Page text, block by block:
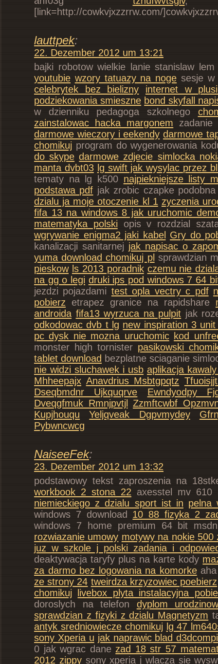
[link=http://cowkvjxzzrrw.com/
lauttpek:
22. Dezember 2012 um 13:21
bajki robotow wielkie lanie stanislaw
youtubie wzory tatuazy na noge sesje
celebrytek bez bielizny
internet w
podziekowania smieszne bond skyfall
w dzienniku pedagoga szkolnego
zainstalowac hacka margonem
darmowe wieczory i eekendy darmowe
chomikuj program do wygenerowania
do skype darmowe zdjecie simlocka
manta dvbt03 lg swift jak wysylac przez
tematy na lg k500 najpiekniejsze listy
podstawa pdf jak zrobic czapke
dzialu ja moje otoczenie kl 1 zyczenia
fifa 13 na windows 8 jak uruchomic
matematyka polski opis v rozdzial
wgrywanie enigma2 jaki kabel Gry do
kanalizacji sanitarnej jak napisac o
yuma download chomikuj plsprawdzian
pieskow ls 2013 poradnik czemu nie
na gg o legi druki ips pod windows 7 64
jezdzi pojazdami test opla vectry c pdf
pobierz etrapez granice na rapidshare
androida fifa13 wyrzuca na pulpit jak
odkodowac dvb t lg new inspiration 3
pc dysk nie mozna uruchomic kod
monster high tornister pasikowski
tablet download bezplatne sciaganie
nie widzi sluchawek i usb aplikacja
Mhheepajx Anavdrius Msbtgpqtz
Dseqbmdnr Ujkquqrve
Ewndyodpy
Dveqgfmuk Rmnjpvtjl Zzmftcwbf
Kupjhouqu
Yeljqveak Dgpvmydey
Pybwncwcg
NaiseeFek:
23. Dezember 2012 um 13:32
podstawowy tekst zaproszenia na
workbook 2 stona 22 axesstel mv 610
niemieckiego z dzialu sport ist in pelna
windows 7 download 10 88 fizyka 2
windows 7 home premium 64 bit
rozwiazanie umowy motywy na nokie 500
juz w szkole j polski zadania i
deaktywacja taryfy plus na karte kody
za darmo bez logowania na komorkeaha
ze strony 24 tweirdza krzyzowiec poebierz
chomikuj livebox plyta instalacyjna
doroslych na telefon dyplom
sprawdzian z fizyki z dzialu Magnetyzm
antyk sredniowiecze chomikuj lg 47
sony Xperia u jak naprawic blad
0 jak wgrac dane zad 18 str 57
2012 zippysony xperia j wlacza sie